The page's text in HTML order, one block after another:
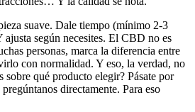
suave. Dale tiempo (mínimo 2-3
ajusta según necesites. El CBD no es
personas, marca la diferencia entre
con normalidad. Y eso, la verdad, no
sobre qué producto elegir? Pásate por
pregúntanos directamente. Para eso